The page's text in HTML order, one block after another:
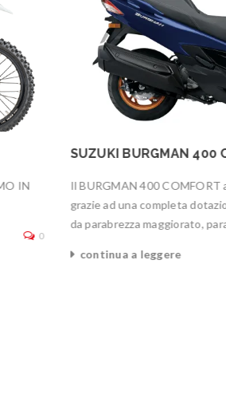
IN
0
SUZUKI BURGMAN 400
Il BURGMAN 400 COMFORT
grazie ad una completa
da parabrezza maggiorato,
continua a leggere